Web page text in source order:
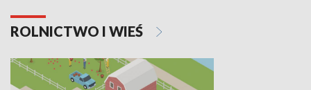
ROLNICTWO I WIEŚ